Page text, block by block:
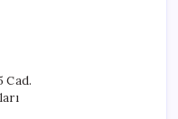
Cad.